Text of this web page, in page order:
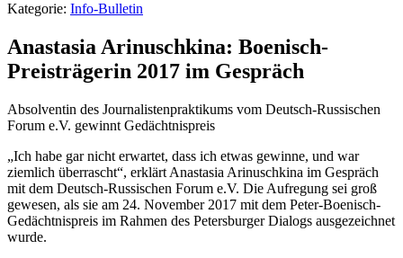
Kategorie: Info-Bulletin
Anastasia Arinuschkina: Boenisch-
Preisträgerin 2017 im Gespräch
Absolventin des Journalistenpraktikums vom Deutsch-Russischen
Forum e.V. gewinnt Gedächtnispreis
„Ich habe gar nicht erwartet, dass ich etwas gewinne, und war
ziemlich überrascht“, erklärt Anastasia Arinuschkina im Gespräch
mit dem Deutsch-Russischen Forum e.V. Die Aufregung sei groß
gewesen, als sie am 24. November 2017 mit dem Peter-Boenisch-
Gedächtnispreis im Rahmen des Petersburger Dialogs ausgezeichnet
wurde.